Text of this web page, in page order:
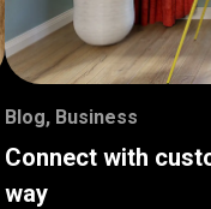
Blog, Business
Connect with
way